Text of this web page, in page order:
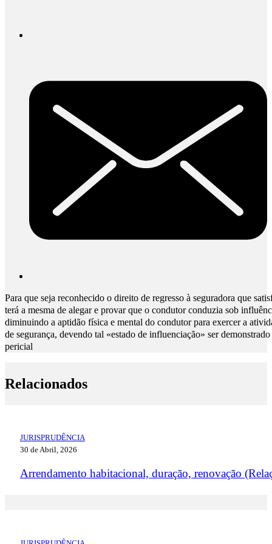
Para que seja reconhecido o direito de regresso à seguradora que
terá a mesma de alegar e provar que o condutor conduzia sob
diminuindo a aptidão física e mental do condutor para exercer a
de segurança, devendo tal «estado de influenciação» ser
pericial
Relacionados
JURISPRUDÊNCIA
30 de Abril, 2026
Arrendamento habitacional, duração, renovação